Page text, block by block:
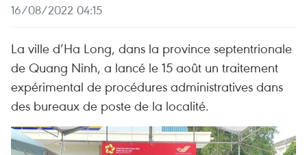
16/08/2022 04:15
La ville d’Ha Long, dans la province septentrionale
de Quang Ninh, a lancé le 15 août un traitement
expérimental de procédures administratives dans
des bureaux de poste de la localité.